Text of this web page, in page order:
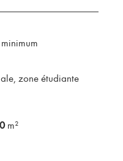
zone étudiante
m²